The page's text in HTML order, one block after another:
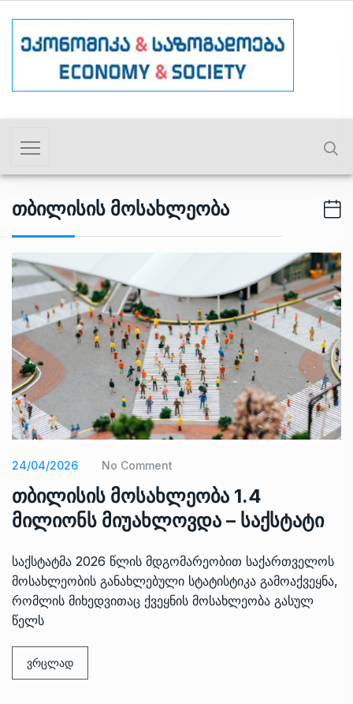
Თბილისის Მოსახლეობა
24/04/2026 No Comment
თბილისის მოსახლეობა 1.4
მილიონს მიუახლოვდა – საქსტატი
საქსტატმა 2026 წლის მდგომარეობით საქართველოს
მოსახლეობის განახლებული სტატისტიკა გამოაქვეყნა,
რომლის მიხედვითაც ქვეყნის მოსახლეობა გასულ
წელს
ვრცლად